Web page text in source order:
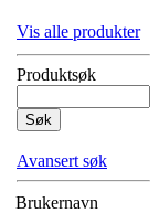
Vis alle produkter
Produktsøk
Avansert søk
Brukernavn